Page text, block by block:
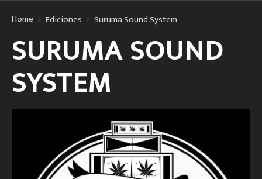
Home Ediciones Suruma Sound System
SURUMA SOUND
SYSTEM